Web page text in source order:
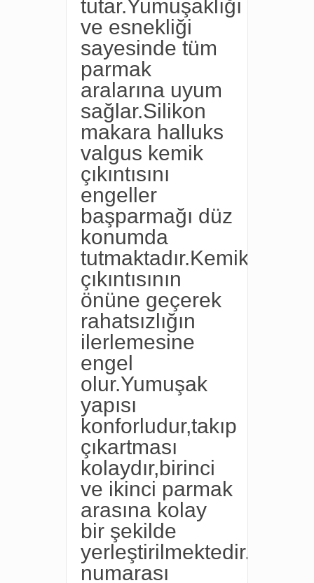
tutar.Yumuşaklığı
ve esnekliği
sayesinde tüm
parmak
aralarına uyum
sağlar.Silikon
makara halluks
valgus kemik
çıkıntısını
engeller
başparmağı düz
konumda
tutmaktadır.Kemik
çıkıntısının
önüne geçerek
rahatsızlığın
ilerlemesine
engel
olur.Yumuşak
yapısı
konforludur,takıp
çıkartması
kolaydır,birinci
ve ikinci parmak
arasına kolay
bir şekilde
yerleştirilmektedir.ayak
numarası